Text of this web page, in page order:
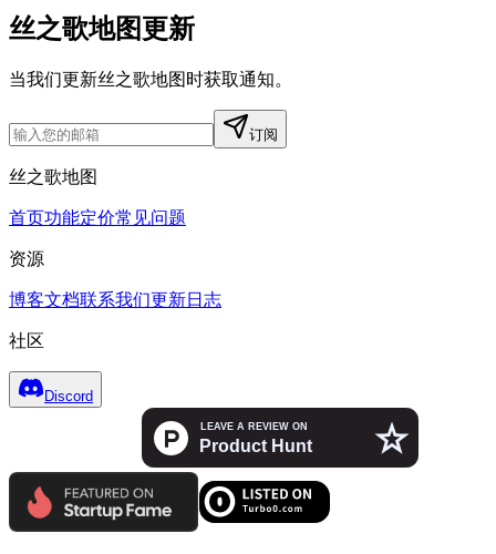
丝之歌地图更新
当我们更新丝之歌地图时获取通知。
订阅
丝之歌地图
首页功能定价常见问题
资源
博客文档联系我们更新日志
社区
Discord